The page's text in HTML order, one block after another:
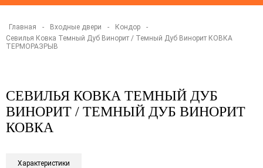
Главная - Входные двери - Кондор
-
Севилья Ковка Темный Дуб Винорит / Темный Дуб Винорит КОВКА
ТЕРМОРАЗРЫВ
СЕВИЛЬЯ КОВКА ТЕМНЫЙ ДУБ
ВИНОРИТ / ТЕМНЫЙ ДУБ ВИНОРИТ
КОВКА
Характеристики